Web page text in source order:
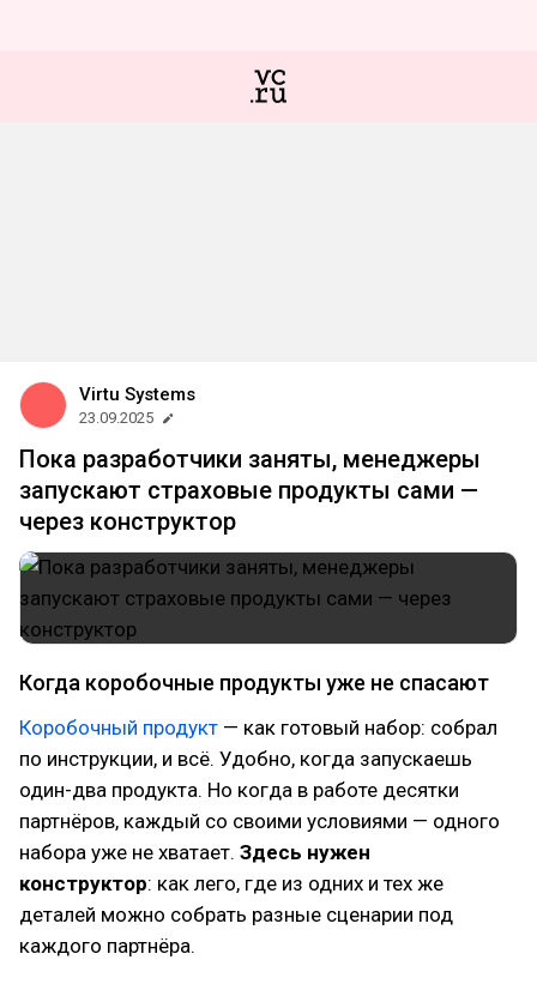
Virtu Systems
23.09.2025
Пока разработчики заняты, менеджеры
запускают страховые продукты сами —
через конструктор
Когда коробочные продукты уже не спасают
Коробочный продукт — как готовый набор: собрал
по инструкции, и всё. Удобно, когда запускаешь
один-два продукта. Но когда в работе десятки
партнёров, каждый со своими условиями — одного
набора уже не хватает. Здесь нужен
конструктор: как лего, где из одних и тех же
деталей можно собрать разные сценарии под
каждого партнёра.